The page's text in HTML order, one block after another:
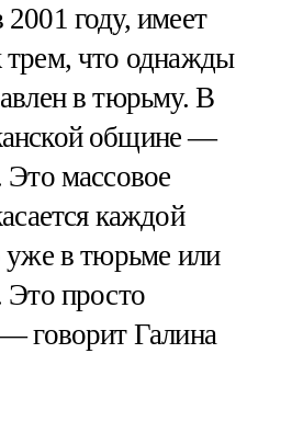
году, имеет
что однажды
в тюрьму. В
общине —
массовое
каждой
уже в тюрьме или
Это просто
говорит Галина